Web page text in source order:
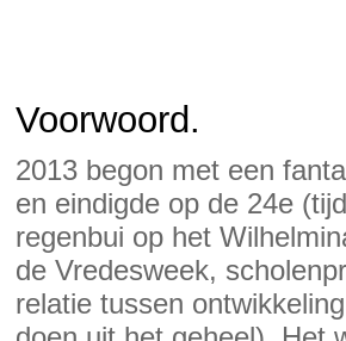
Voorwoord.
2013 begon met een
en eindigde op de 24e
regenbui op het
de Vredesweek,
relatie tussen